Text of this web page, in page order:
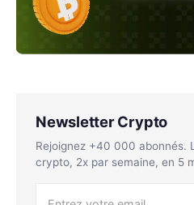
Newsletter Crypto
Rejoignez +40 000 abonnés.
crypto, 2x par semaine, en 5